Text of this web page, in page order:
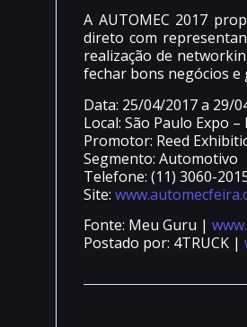
A AUTOMEC 2017
direto com
realização de
fechar bons negócios e
Data: 25/04/2017 a 29/
Local: São Paulo Expo
Promotor: Reed
Segmento: Automotivo
Telefone: (11) 3060-
Site:
Fonte: Meu Guru |
Postado por: 4TRUCK |